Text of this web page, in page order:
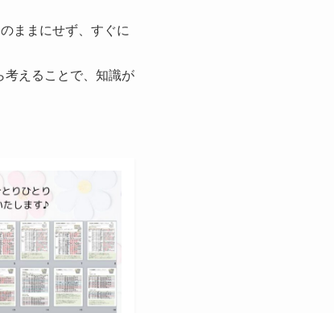
ままにせず、すぐに
考えることで、知識が